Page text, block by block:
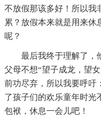
不放假那该多好！所以我
累？放假本来就是用来休
呢？
最后我终于理解了，
父母不想“望子成龙，望
前功尽弃，所以我要呼吁
了孩子们的欢乐童年时光
包袱，休息一会儿吧！